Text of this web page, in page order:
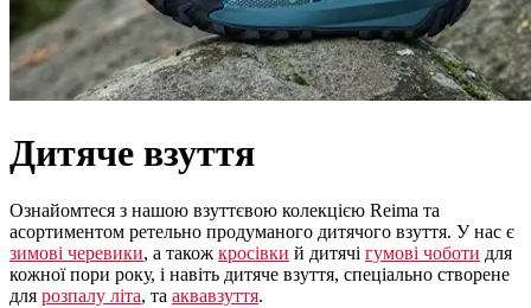
Дитяче взуття
Ознайомтеся з нашою взуттєвою колекцією Reima та
асортиментом ретельно продуманого дитячого взуття. У нас є
зимові черевики, а також кросівки й дитячі гумові чоботи для
кожної пори року, і навіть дитяче взуття, спеціально створене
для розпалу літа, та аквавзуття.